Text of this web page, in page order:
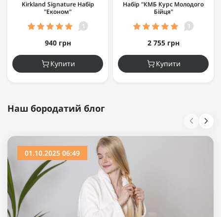
Kirkland Signature Набір
"Економ"
1
940 грн
Купити
Набір "КМБ Курс Молодого
Бійця"
1
2 755 грн
Купити
Наш бородатий блог
01.10.2025 06:49